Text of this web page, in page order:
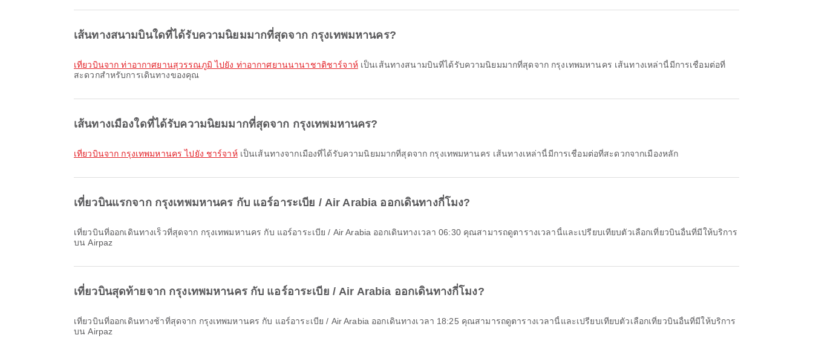
เส้นทางสนามบินใดที่ได้รับความนิยมมากที่สุดจาก กรุงเทพมหานคร?
เที่ยวบินจาก ท่าอากาศยานสุวรรณภูมิ ไปยัง ท่าอากาศยานนานาชาติชาร์จาห์เป็นเส้นทางสนามบินที่ได้รับความนิยมมากที่สุดจาก กรุงเทพมหานคร เส้นทางเหล่านี้มีการเชื่อมต่อที่
สะดวกสำหรับการเดินทางของคุณ
เส้นทางเมืองใดที่ได้รับความนิยมมากที่สุดจาก กรุงเทพมหานคร?
เที่ยวบินจาก กรุงเทพมหานคร ไปยัง ชาร์จาห์เป็นเส้นทางจากเมืองที่ได้รับความนิยมมากที่สุดจาก กรุงเทพมหานคร เส้นทางเหล่านี้มีการเชื่อมต่อที่สะดวกจากเมืองหลัก
เที่ยวบินแรกจาก กรุงเทพมหานคร กับ แอร์อาระเบีย / Air Arabia ออกเดินทางกี่โมง?
เที่ยวบินที่ออกเดินทางเร็วที่สุดจาก กรุงเทพมหานคร กับ แอร์อาระเบีย / Air Arabia ออกเดินทางเวลา 06:30 คุณสามารถดูตารางเวลานี้และเปรียบเทียบตัวเลือกเที่ยวบินอื่นที่มีให้บริการ
บน Airpaz
เที่ยวบินสุดท้ายจาก กรุงเทพมหานคร กับ แอร์อาระเบีย / Air Arabia ออกเดินทางกี่โมง?
เที่ยวบินที่ออกเดินทางช้าที่สุดจาก กรุงเทพมหานคร กับ แอร์อาระเบีย / Air Arabia ออกเดินทางเวลา 18:25 คุณสามารถดูตารางเวลานี้และเปรียบเทียบตัวเลือกเที่ยวบินอื่นที่มีให้บริการ
บน Airpaz